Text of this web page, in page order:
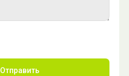
Отправить